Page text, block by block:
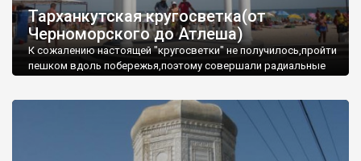
Тарханкутская кругосветка(от
Черноморского до Атлеша)
К сожалению настоящей "кругосветки" не получилось,пройти
пешком вдоль побережья,поэтому совершали радиальные